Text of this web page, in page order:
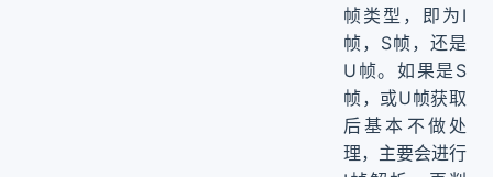
帧类型，即为I
帧，S帧，还是
U帧。如果是S
帧，或U帧获取
后基本不做处
理，主要会进行